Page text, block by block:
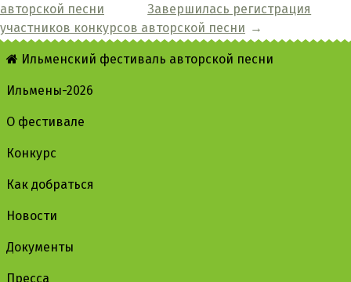
авторской песни
Завершилась регистрация
участников конкурсов авторской песни →
Ильменский фестиваль авторской песни
Ильмены-2026
О фестивале
Конкурс
Как добраться
Новости
Документы
Пресса